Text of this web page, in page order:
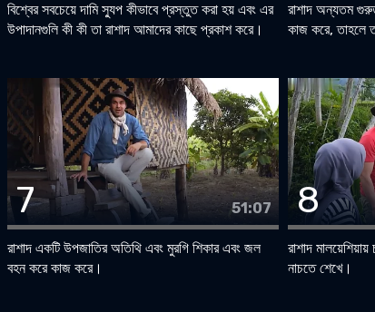
বিশ্বের সবচেয়ে দামি স্যুপ কীভাবে প্রস্তুত করা হয় এবং এর
উপাদানগুলি কী কী তা রাশাদ আমাদের কাছে প্রকাশ করে।
রাশাদ অন্যতম
কাজ করে, তাহলে
7 51:07
রাশাদ একটি উপজাতির অতিথি এবং মুরগি শিকার এবং জল
বহন করে কাজ করে।
8
রাশাদ
নাচতে শেখে।